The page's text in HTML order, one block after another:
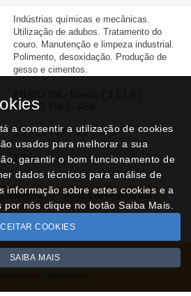
Indústrias químicas e mecânicas.
Utilização de adubos. Tratamento do
couro. Manutenção e limpeza industrial.
Polimento, desoxidação. Produção de
gesso e cimentos.
EN ISO 374-3 - ABK
6,5 / 7,5 / 8,5 / 9,5 e 10,5
1 Par
Política de Privacidade
à taxa em vigor
por Optimeios
a consentir a utilização de cookies
usados para melhorar a sua
garantir o bom funcionamento de
dados técnicos para análise de
informação sobre estes cookies e a
nós clique no botão Saiba Mais.
COOKIES
SAIBA MAIS